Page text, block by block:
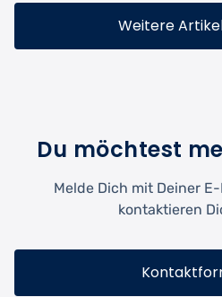
Weitere
Du möchtest
Melde Dich mit Deiner
kontaktieren